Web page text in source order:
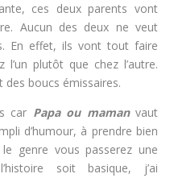
ces deux parents vont
Aucun des deux ne veut
En effet, ils vont tout faire
l’un plutôt que chez l’autre.
des boucs émissaires.
car Papa ou mamanvaut
d’humour, à prendre bien
genre vous passerez une
soit basique, j’ai